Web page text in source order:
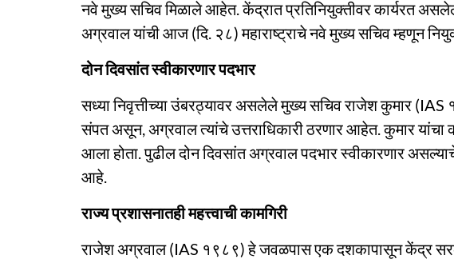
नवे मुख्य सचिव मिळाले आहेत. केंद्रात प्रतिनियुक्तीवर कार्यरत
अग्रवाल यांची आज (दि. २८) महाराष्ट्राचे नवे मुख्य सचिव म्हणून
दोन दिवसांत स्वीकारणार पदभार
सध्या निवृत्तीच्या उंबरठ्यावर असलेले मुख्य सचिव राजेश कुमार (IAS
संपत असून, अग्रवाल त्यांचे उत्तराधिकारी ठरणार आहेत. कुमार यांचा
आला होता. पुढील दोन दिवसांत अग्रवाल पदभार स्वीकारणार
आहे.
राज्य प्रशासनातही महत्त्वाची कामगिरी
राजेश अग्रवाल (IAS १९८९) हे जवळपास एक दशकापासून केंद्र